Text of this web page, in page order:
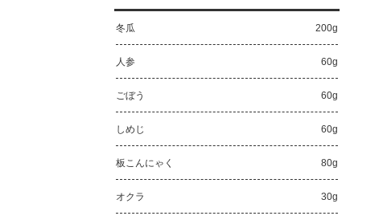
冬瓜 200g
人参 60g
ごぼう 60g
しめじ 60g
板こんにゃく 80g
オクラ 30g